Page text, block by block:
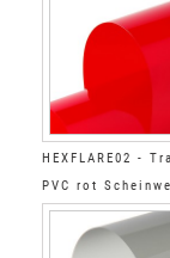
HEXFLARE02 -
PVC rot